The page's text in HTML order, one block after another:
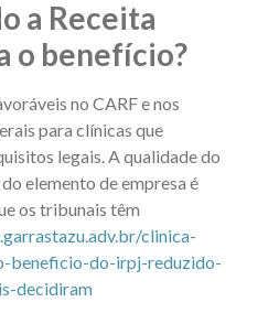
a Receita
o benefício?
no CARF e nos
para clínicas que
legais. A qualidade do
elemento de empresa é
os tribunais têm
clinica-
beneficio-do-irpj-reduzido-
decidiram